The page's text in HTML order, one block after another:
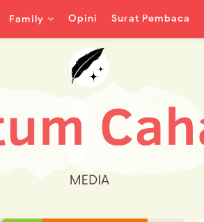
Family Opini Surat Pembaca